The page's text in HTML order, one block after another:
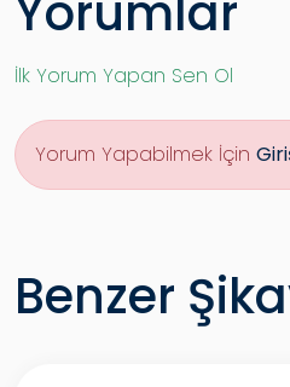
İlk Yorum Yapan Sen Ol
Yorum Yapabilmek İçin
Benzer